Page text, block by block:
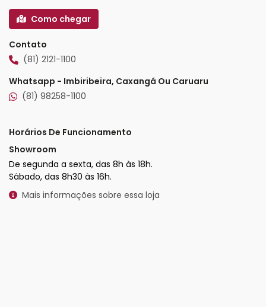
Como chegar
Contato
(81) 2121-1100
Whatsapp - Imbiribeira, Caxangá Ou Caruaru
(81) 98258-1100
Horários De Funcionamento
Showroom
De segunda a sexta, das 8h às 18h.
Sábado, das 8h30 às 16h.
Mais informações sobre essa loja